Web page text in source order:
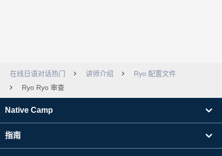
在线日语对话热门 讲师介绍
Ryo 配置文件
Ryo Ryo 审查
Native Camp
指南